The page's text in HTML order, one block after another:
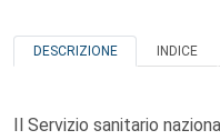
DESCRIZIONE INDICE
Il Servizio sanitario